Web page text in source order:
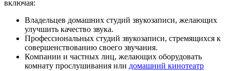
включая:
Владельцев домашних студий звукозаписи, желающих
улучшить качество звука.
Профессиональных студий звукозаписи, стремящихся к
совершенствованию своего звучания.
Компании и частных лиц, желающих оборудовать
комнату прослушивания или домашний кинотеатр